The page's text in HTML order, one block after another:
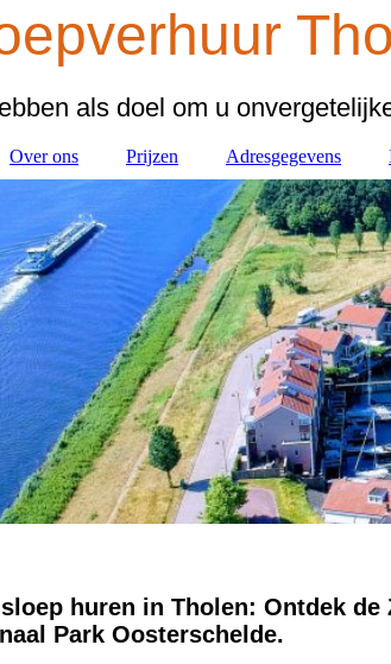
als doel om u
Over ons Prijzen Adresgegevens
huren in Tholen: Ontdek
Park Oosterschelde.